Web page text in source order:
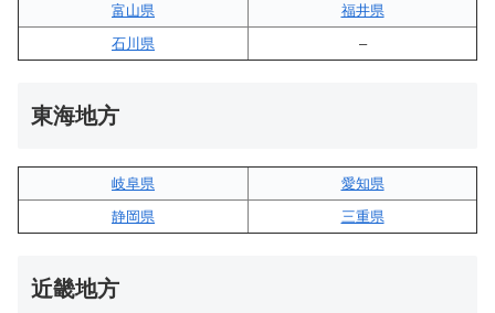
富山県
福井県
石川県
–
東海地方
岐阜県
愛知県
静岡県
三重県
近畿地方